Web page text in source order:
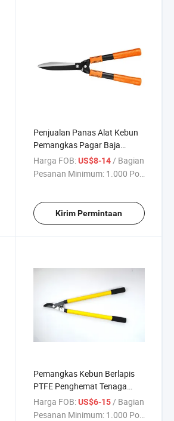
Penjualan Panas Alat Kebun
Pemangkas Pagar Baja
Karbon
Harga FOB: US$8-14/ Bagian
Pesanan Minimum: 1.000 Potong
Kirim Permintaan
Pemangkas Kebun Berlapis
PTFE Penghemat Tenaga
Pemangkas Bypass
Harga FOB: US$6-15 / Bagian
Pesanan Minimum: 1.000 Potong